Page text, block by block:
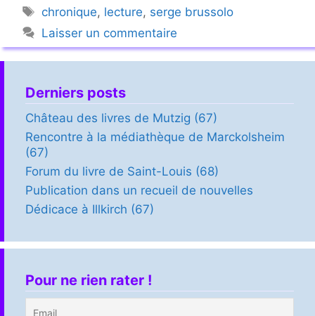
Étiquettes
chronique, lecture, serge brussolo
Laisser un commentaire
Derniers posts
Château des livres de Mutzig (67)
Rencontre à la médiathèque de Marckolsheim
(67)
Forum du livre de Saint-Louis (68)
Publication dans un recueil de nouvelles
Dédicace à Illkirch (67)
Pour ne rien rater !